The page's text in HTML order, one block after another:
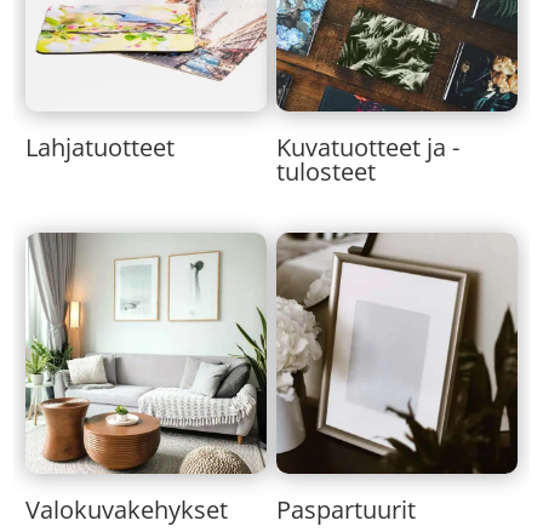
Lahjatuotteet Kuvatuotteet ja -
tulosteet
Valokuvakehykset Paspartuurit